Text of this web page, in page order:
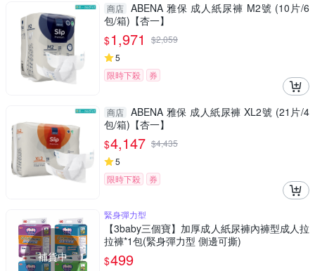
商店 ABENA 雅保 成人紙尿褲 M2號 (10片/6
包/箱)【杏一】
$1,971 $2,059
5
限時下殺
券
商店 ABENA 雅保 成人紙尿褲 XL2號 (21片/4
包/箱)【杏一】
$4,147 $4,435
5
限時下殺
券
補貨中
緊身彈力型
【3baby三個寶】加厚成人紙尿褲內褲型成人拉
拉褲*1包(緊身彈力型 側邊可撕)
$499